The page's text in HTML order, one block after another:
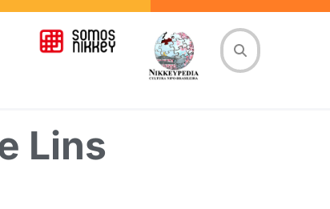
Lins